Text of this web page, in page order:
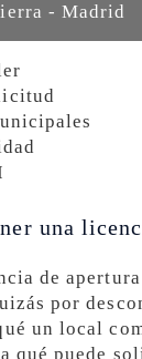
- Madrid
una
de
por
un local
qué puede